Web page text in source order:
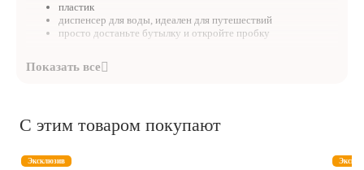
пластик
диспенсер для воды, идеален для путешествий
просто достаньте бутылку и откройте пробку
С этим товаром покупают
Эксклюзив